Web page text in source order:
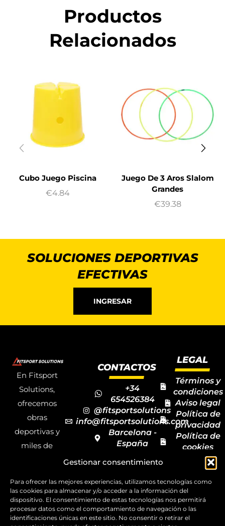
Gestionar consentimiento
Para ofrecer las mejores experiencias, utilizamos tecnologías como
las cookies para almacenar y/o acceder a la información del
dispositivo. El consentimiento de estas tecnologías nos permitirá
procesar datos como el comportamiento de navegación o las
identificaciones únicas en este sitio. No consentir o retirar el
Productos
Relacionados
Cubo Juego Piscina
€4.84
Juego De 3 Aros Slalom
Grandes
€39.38
SOLUCIONES DEPORTIVAS
EFECTIVAS
INGRESAR
En Fitsport
Solutions,
ofrecemos
obras
deportivas y
miles de
deportivos
para todas las
disciplinas,
CONTACTOS
+34
654526384
@fitsportsolutions
info@fitsportsolutions.com
Barcelona -
España
de contacto
LEGAL
Términos y
condiciones
Aviso legal
Política de
privacidad
Política de
cookies
Mapa del
sitio